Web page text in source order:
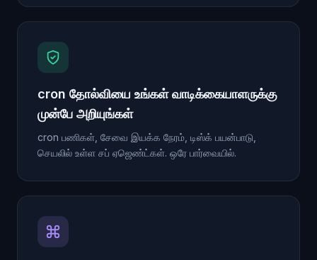
cron தோல்வியை உங்கள் வாடிக்கையாளருக்கு
முன்பே அறியுங்கள்
cron பணிகள், சேவை இயக்க நேரம், டிஸ்க் பயன்பாடு,
செயலில் உள்ள சப் ஏஜெண்ட்கள். ஒரே பார்வையில்.